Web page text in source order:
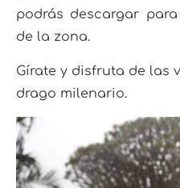
podrás descargar
de la zona.
Gírate y disfruta de las
drago milenario.